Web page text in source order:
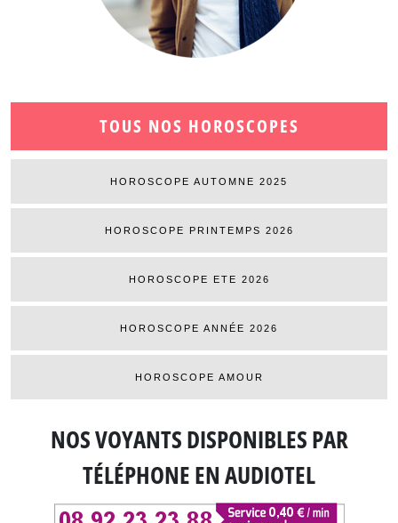
TOUS NOS HOROSCOPES
HOROSCOPE AUTOMNE 2025
HOROSCOPE PRINTEMPS 2026
HOROSCOPE ETE 2026
HOROSCOPE ANNÉE 2026
HOROSCOPE AMOUR
NOS VOYANTS DISPONIBLESPAR
TÉLÉPHONE EN AUDIOTEL